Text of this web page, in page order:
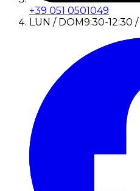
+39 051 0501049
LUN / DOM9:30-12:30 /